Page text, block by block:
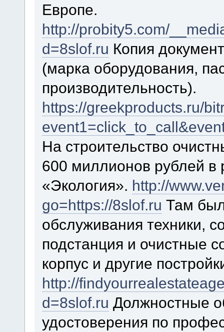
Европе.
http://probity5.com/
d=8slof.ru Копия
(марка оборудования,
производительность).
https://greekproducts.ru/
На строительство
600 миллионов рублей в
«Экология». http://
go=https://8slof.ru Там
обслуживания техники,
подстанция и очистные
корпус и другие
http://
d=8slof.ru Должностные
удостоверения по